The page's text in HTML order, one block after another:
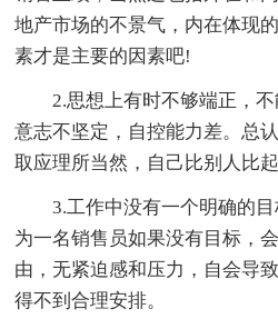
地产市场的不景气，内在体现
素才是主要的因素吧!
2.思想上有时不够端正，
意志不坚定，自控能力差。总
取应理所当然，自己比别人比
3.工作中没有一个明确的
为一名销售员如果没有目标，
由，无紧迫感和压力，自会导
得不到合理安排。